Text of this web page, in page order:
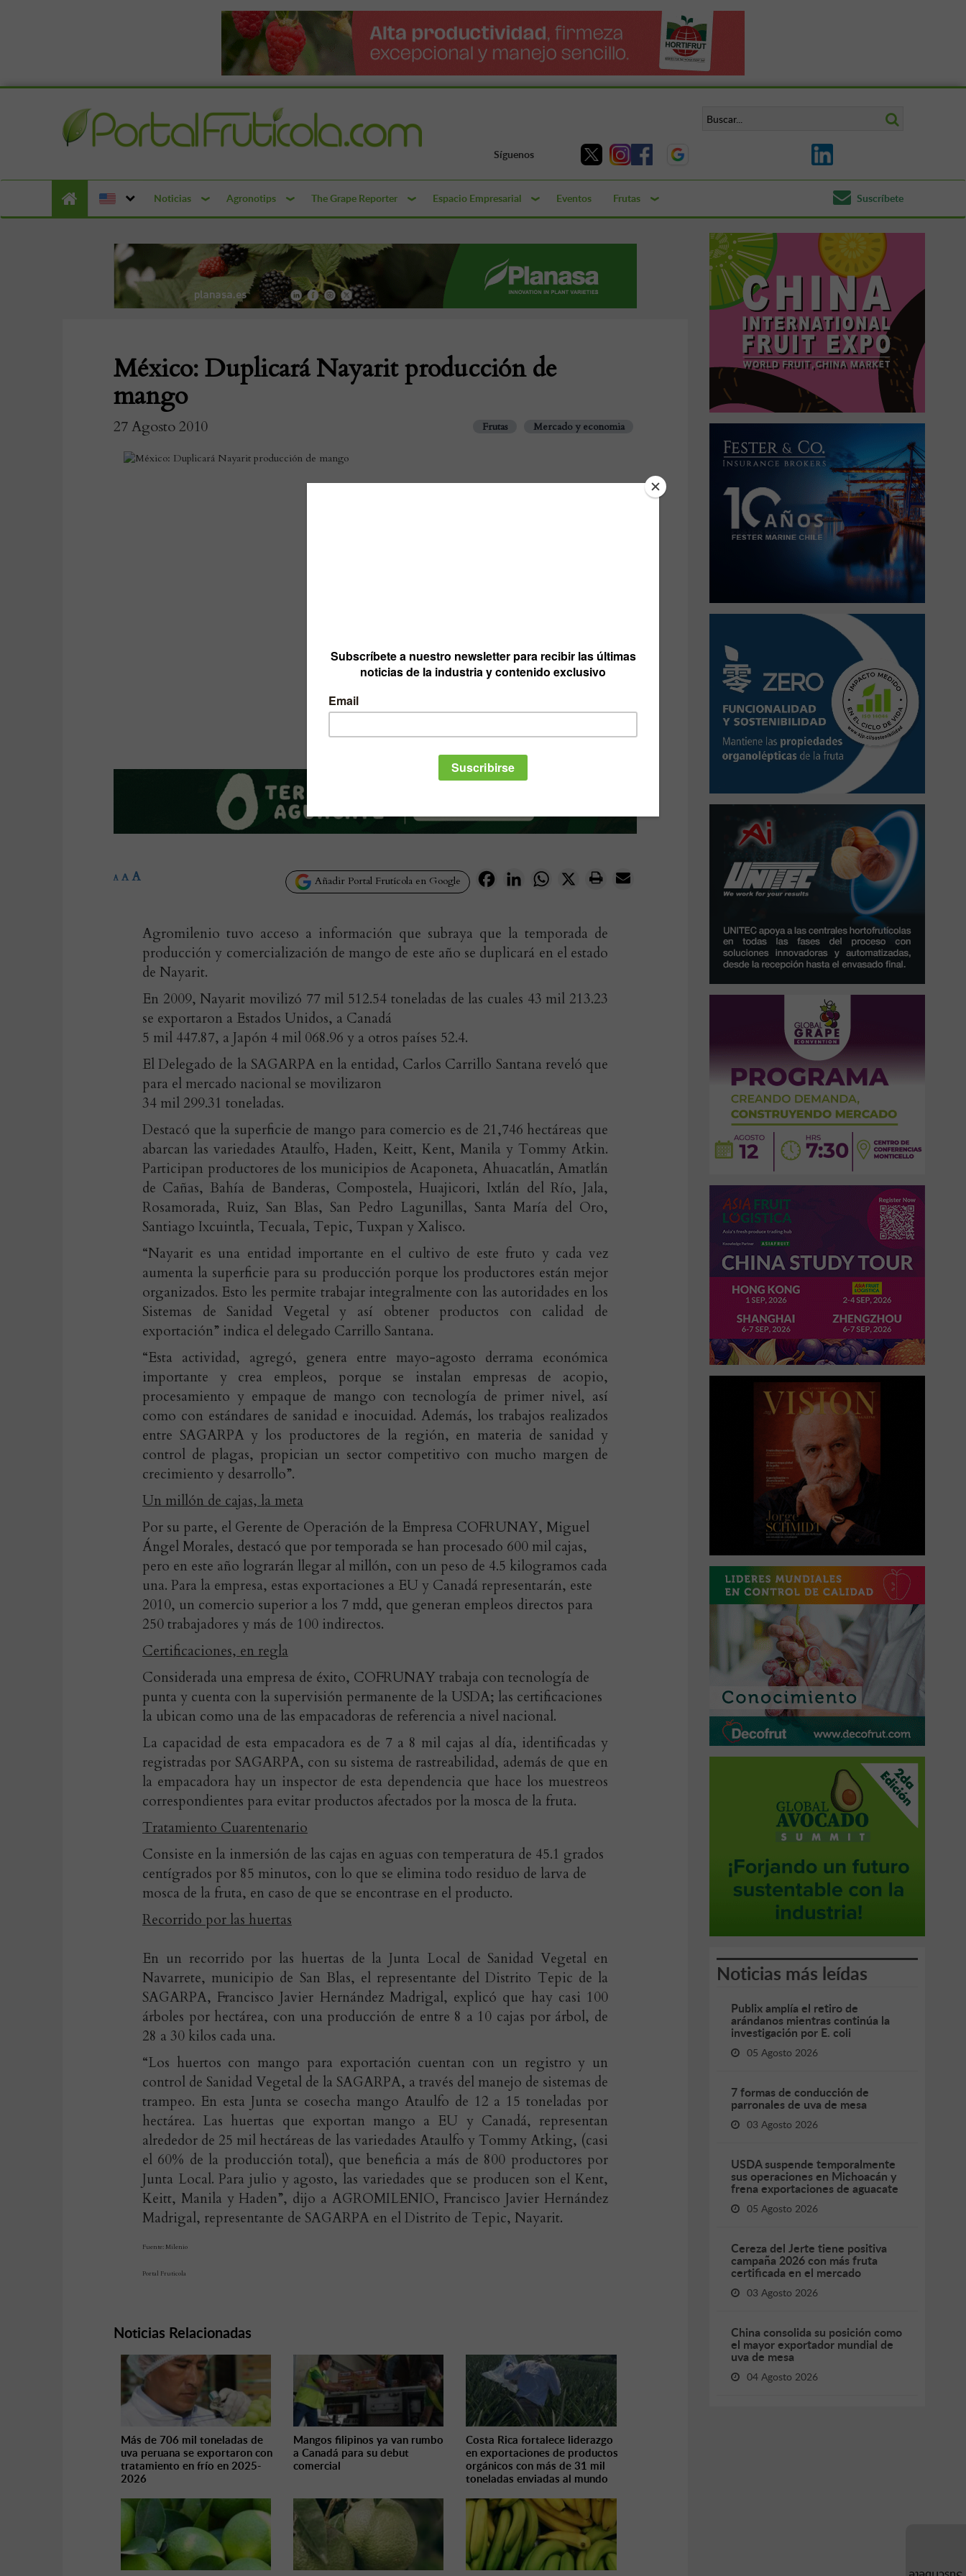
Síguenos
Noticias Agronotips The Grape Reporter Espacio Empresarial Eventos Frutas Suscríbete
México: Duplicará Nayarit producción de
mango
27 Agosto 2010 Frutas Mercado y economia
Añadir Portal Frutícola en Google FacebookLinkedInWhatsApp
X
A A A
Agromilenio tuvo acceso a información que subraya que la temporada de
producción y comercialización de mango de este año se duplicará en el estado
de Nayarit.
En 2009, Nayarit movilizó 77 mil 512.54 toneladas de las cuales 43 mil 213.23
se exportaron a Estados Unidos, a Canadá
5 mil 447.87, a Japón 4 mil 068.96 y a otros países 52.4.
El Delegado de la SAGARPA en la entidad, Carlos Carrillo Santana reveló que
para el mercado nacional se movilizaron
34 mil 299.31 toneladas.
Destacó que la superficie de mango para comercio es de 21,746 hectáreas que
abarcan las variedades Ataulfo, Haden, Keitt, Kent, Manila y Tommy Atkin.
Participan productores de los municipios de Acaponeta, Ahuacatlán, Amatlán
de Cañas, Bahía de Banderas, Compostela, Huajicori, Ixtlán del Río, Jala,
Rosamorada, Ruiz, San Blas, San Pedro Lagunillas, Santa María del Oro,
Santiago Ixcuintla, Tecuala, Tepic, Tuxpan y Xalisco.
“Nayarit es una entidad importante en el cultivo de este fruto y cada vez
aumenta la superficie para su producción porque los productores están mejor
organizados. Esto les permite trabajar integralmente con las autoridades en los
Sistemas de Sanidad Vegetal y así obtener productos con calidad de
exportación” indica el delegado Carrillo Santana.
“Esta actividad, agregó, genera entre mayo-agosto derrama económica
importante y crea empleos, porque se instalan empresas de acopio,
procesamiento y empaque de mango con tecnología de primer nivel, así
como con estándares de sanidad e inocuidad. Además, los trabajos realizados
entre SAGARPA y los productores de la región, en materia de sanidad y
control de plagas, propician un sector competitivo con mucho margen de
crecimiento y desarrollo”.
Un millón de cajas, la meta
Por su parte, el Gerente de Operación de la Empresa COFRUNAY, Miguel
Ángel Morales, destacó que por temporada se han procesado 600 mil cajas,
pero en este año lograrán llegar al millón, con un peso de 4.5 kilogramos cada
una. Para la empresa, estas exportaciones a EU y Canadá representarán, este
2010, un comercio superior a los 7 mdd, que generan empleos directos para
250 trabajadores y más de 100 indirectos.
Certificaciones, en regla
Considerada una empresa de éxito, COFRUNAY trabaja con tecnología de
punta y cuenta con la supervisión permanente de la USDA; las certificaciones
la ubican como una de las empacadoras de referencia a nivel nacional.
La capacidad de esta empacadora es de 7 a 8 mil cajas al día, identificadas y
registradas por SAGARPA, con su sistema de rastreabilidad, además de que en
la empacadora hay un inspector de esta dependencia que hace los muestreos
correspondientes para evitar productos afectados por la mosca de la fruta.
Tratamiento Cuarentenario
Consiste en la inmersión de las cajas en aguas con temperatura de 45.1 grados
centígrados por 85 minutos, con lo que se elimina todo residuo de larva de
mosca de la fruta, en caso de que se encontrase en el producto.
Recorrido por las huertas
En un recorrido por las huertas de la Junta Local de Sanidad Vegetal en
Navarrete, municipio de San Blas, el representante del Distrito Tepic de la
SAGARPA, Francisco Javier Hernández Madrigal, explicó que hay casi 100
árboles por hectárea, con una producción de entre 8 a 10 cajas por árbol, de
28 a 30 kilos cada una.
“Los huertos con mango para exportación cuentan con un registro y un
control de Sanidad Vegetal de la SAGARPA, a través del manejo de sistemas de
trampeo. En esta Junta se cosecha mango Ataulfo de 12 a 15 toneladas por
hectárea. Las huertas que exportan mango a EU y Canadá, representan
alrededor de 25 mil hectáreas de las variedades Ataulfo y Tommy Atking, (casi
el 60% de la producción total), que beneficia a más de 800 productores por
Junta Local. Para julio y agosto, las variedades que se producen son el Kent,
Keitt, Manila y Haden”, dijo a AGROMILENIO, Francisco Javier Hernández
Madrigal, representante de SAGARPA en el Distrito de Tepic, Nayarit.
Fuente: Milenio
Portal Fruticola
Noticias Relacionadas
Más de 706 mil toneladas de
uva peruana se exportaron con
tratamiento en frío en 2025-
2026
Mangos filipinos ya van rumbo
a Canadá para su debut
comercial
Costa Rica fortalece liderazgo
en exportaciones de productos
orgánicos con más de 31 mil
toneladas enviadas al mundo
Noticias más leídas
Publix amplía el retiro de
arándanos mientras continúa la
investigación por E. coli
05 Agosto 2026
7 formas de conducción de
parronales de uva de mesa
03 Agosto 2026
USDA suspende temporalmente
sus operaciones en Michoacán y
frena exportaciones de aguacate
05 Agosto 2026
Cereza del Jerte tiene positiva
campaña 2026 con más fruta
certificada en el mercado
03 Agosto 2026
China consolida su posición como
el mayor exportador mundial de
uva de mesa
04 Agosto 2026